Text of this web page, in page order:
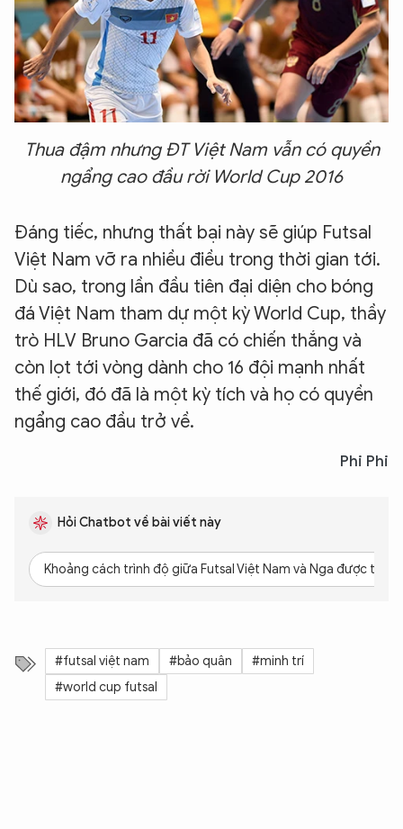
Thua đậm nhưng ĐT Việt Nam vẫn có quyền
ngẩng cao đầu rời World Cup 2016
Đáng tiếc, nhưng thất bại này sẽ giúp Futsal
Việt Nam vỡ ra nhiều điều trong thời gian tới.
Dù sao, trong lần đầu tiên đại diện cho bóng
đá Việt Nam tham dự một kỳ World Cup, thầy
trò HLV Bruno Garcia đã có chiến thắng và
còn lọt tới vòng dành cho 16 đội mạnh nhất
thế giới, đó đã là một kỳ tích và họ có quyền
ngẩng cao đầu trở về.
Phi Phi
Hỏi Chatbot về bài viết này
Khoảng cách trình độ giữa Futsal Việt Nam và Nga được thể
#futsal việt nam #bảo quân
#minh trí
#world cup futsal